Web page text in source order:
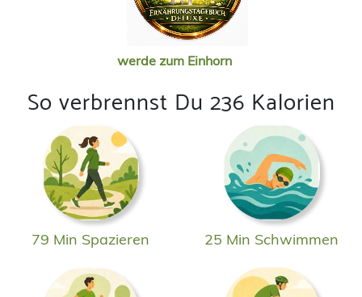
werde zum Einhorn
So verbrennst Du 236 Kalorien
79 Min Spazieren 25 Min Schwimmen